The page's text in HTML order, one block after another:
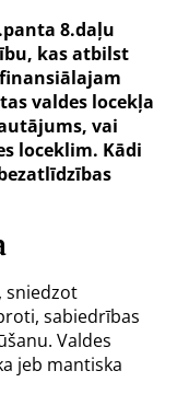
8.daļu
kas atbilst
valdes locekļa
vai
loceklim. Kādi
sniedzot
sabiedrības
Valdes
jeb mantiska